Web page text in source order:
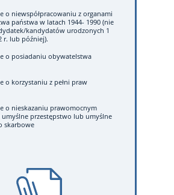
o niewspółpracowaniu z organami
państwa w latach 1944- 1990 (nie
kandydatów urodzonych 1
r. lub później).
o posiadaniu obywatelstwa
o korzystaniu z pełni praw
o nieskazaniu prawomocnym
przestępstwo lub umyślne
skarbowe